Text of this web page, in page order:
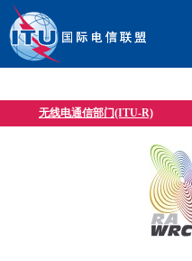
无线电通信部门(ITU-R)